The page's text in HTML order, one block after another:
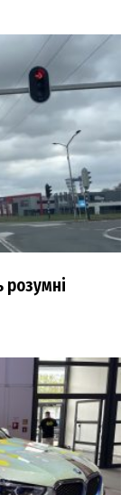
розумні